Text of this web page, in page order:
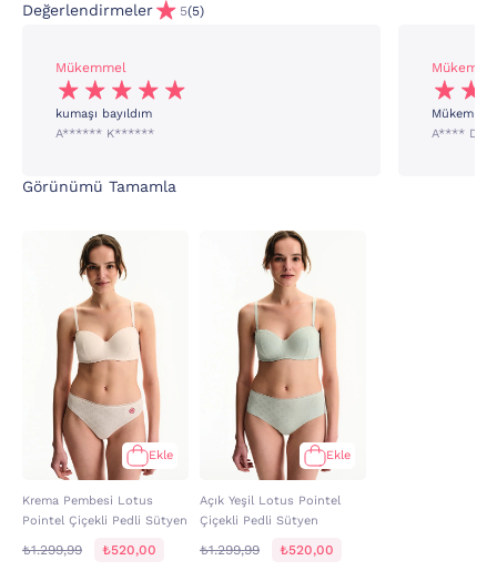
Değerlendirmeler 5(5)
Mükemmel
kumaşı bayıldım
A****** K******
Mükemmel
A****
Görünümü Tamamla
Ekle
Krema Pembesi Lotus
Pointel Çiçekli Pedli Sütyen
₺1.299,99 ₺520,00
Ekle
Açık Yeşil Lotus Pointel
Çiçekli Pedli Sütyen
₺1.299,99 ₺520,00